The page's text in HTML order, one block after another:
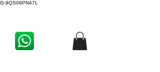
G-9QS08PN47L